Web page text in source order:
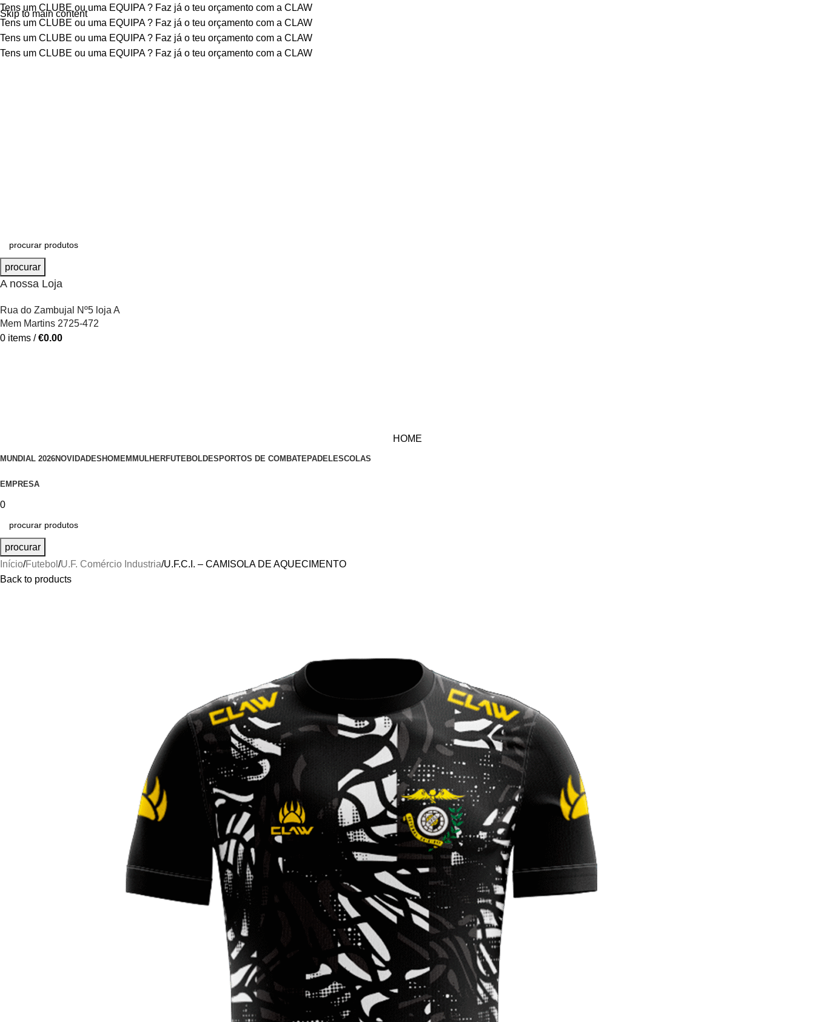
Skip to main content
Tens um CLUBE ou uma EQUIPA ? Faz já o teu orçamento com a CLAW
Tens um CLUBE ou uma EQUIPA ? Faz já o teu orçamento com a CLAW
Tens um CLUBE ou uma EQUIPA ? Faz já o teu orçamento com a CLAW
Tens um CLUBE ou uma EQUIPA ? Faz já o teu orçamento com a CLAW
procurar
A nossa Loja
Rua do Zambujal Nº5 loja A
Mem Martins 2725-472
0 items / €0.00
HOME
MUNDIAL 2026NOVIDADESHOMEMMULHERFUTEBOLDESPORTOS DE COMBATEPADELESCOLAS
EMPRESA
0
procurar
Início Futebol U.F. Comércio Industria U.F.C.I. – CAMISOLA DE AQUECIMENTO
Back to products